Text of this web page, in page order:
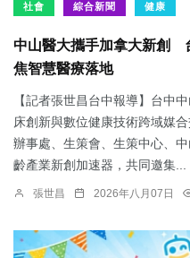
社會 綜合新聞 健康
中山醫大攜手加拿大新創
焦智慧醫療落地
【記者張世昌台中報導】台中
床創新與數位健康技術跨域媒
辦事處、生策會、生策中心、
齡產業新創加速器，共同邀集...
張世昌 2026年八月07日